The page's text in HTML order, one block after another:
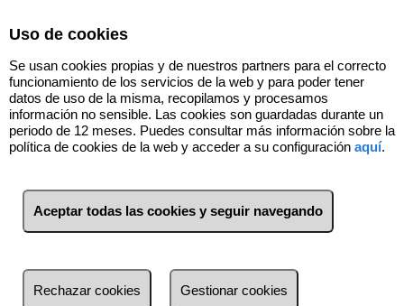
Volver
Uso de cookies
Se usan cookies propias y de nuestros partners para el correcto
funcionamiento de los servicios de la web y para poder tener
datos de uso de la misma, recopilamos y procesamos
información no sensible. Las cookies son guardadas durante un
periodo de 12 meses. Puedes consultar más información sobre la
política de cookies de la web y acceder a su configuración aquí.
Aceptar todas las cookies y seguir navegando
Rechazar cookies Gestionar cookies